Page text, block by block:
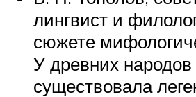
лингвист и
сюжете
У древних народов
существовала